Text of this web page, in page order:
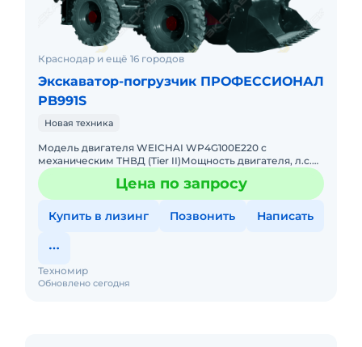
Краснодар и ещё 16 городов
Экскаватор-погрузчик ПРОФЕССИОНАЛ
PB991S
Новая техника
Модель двигателя WEICHAI WP4G100E220 с
механическим ТНВД (Tier II)Мощность двигателя, л.с.
(кВт) / объем двигателя, л. 100,6 (74) / 4,5Максимальный
крутящий мом
Цена по запросу
Купить в лизинг Позвонить Написать
Обновлено сегодня
Техномир